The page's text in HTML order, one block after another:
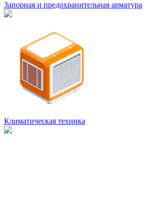
Запорная и предохранительная арматура
Климатическая техника